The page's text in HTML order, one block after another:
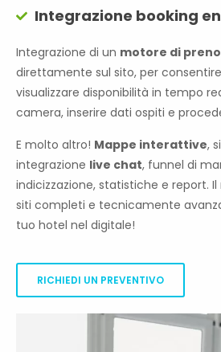
Integrazione booking
Integrazione di un motore di
direttamente sul sito, per
visualizzare disponibilità in tempo
camera, inserire dati ospiti e
E molto altro! Mappe interattive,
integrazione live chat, funnel di
indicizzazione, statistiche e report.
siti completi e tecnicamente
tuo hotel nel digitale!
RICHIEDI UN PREVENTIVO